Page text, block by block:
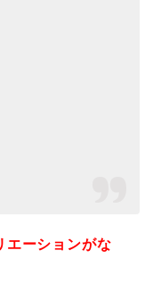
エーションがな